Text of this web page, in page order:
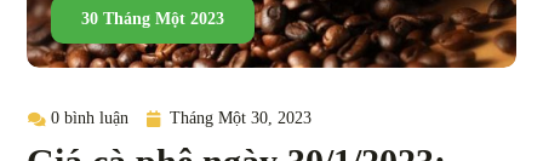
30 Tháng Một 2023
0 bình luận Tháng Một 30, 2023